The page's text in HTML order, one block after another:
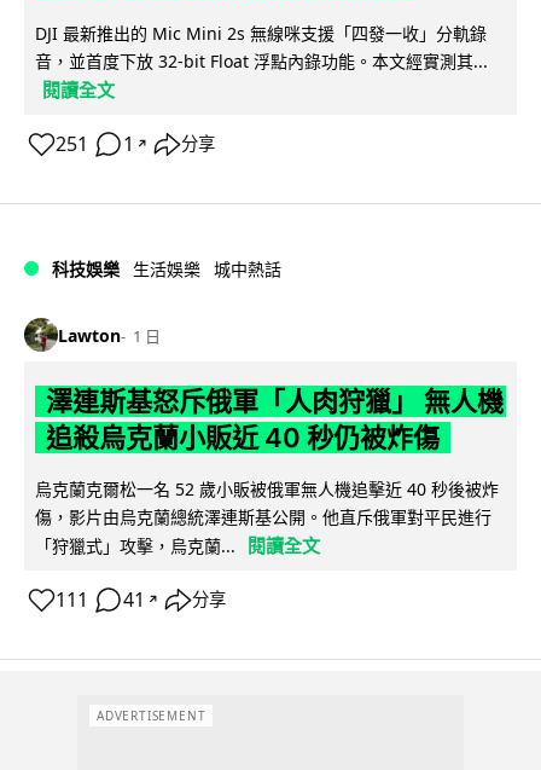
DJI 最新推出的 Mic Mini 2s 無線咪支援「四發一收」分軌錄
音，並首度下放 32-bit Float 浮點內錄功能。本文經實測其...
閱讀全文
251 1 ↗ 分享
科技娛樂 生活娛樂 城中熱話
Lawton 1 日
澤連斯基怒斥俄軍「人肉狩獵」 無人機
追殺烏克蘭小販近 40 秒仍被炸傷
烏克蘭克爾松一名 52 歲小販被俄軍無人機追擊近 40 秒後被炸
傷，影片由烏克蘭總統澤連斯基公開。他直斥俄軍對平民進行
「狩獵式」攻擊，烏克蘭...
閱讀全文
111 41 ↗ 分享
ADVERTISEMENT